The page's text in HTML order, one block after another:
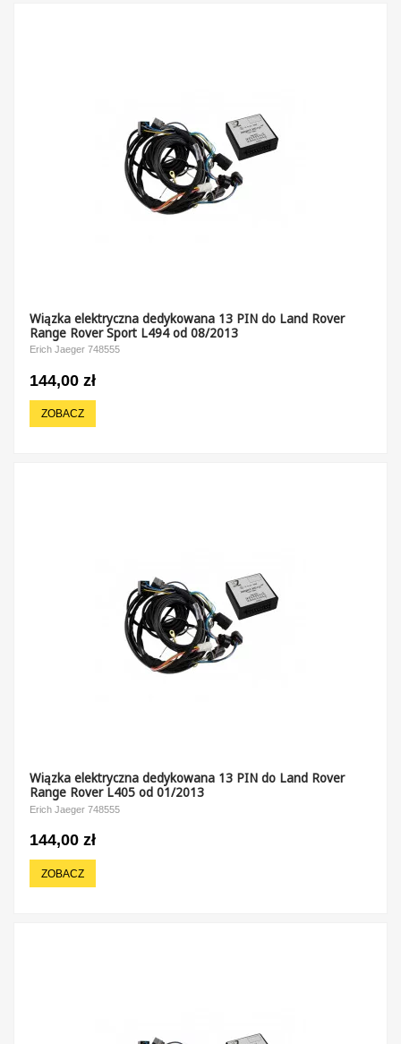
Wiązka elektryczna dedykowana 13 PIN do Land Rover
Range Rover Sport L494 od 08/2013
Erich Jaeger 748555
144,00 zł
ZOBACZ
Wiązka elektryczna dedykowana 13 PIN do Land Rover
Range Rover L405 od 01/2013
Erich Jaeger 748555
144,00 zł
ZOBACZ